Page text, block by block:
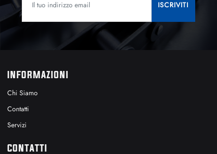
INFORMAZIONI
Chi Siamo
Contatti
Servizi
CONTATTI